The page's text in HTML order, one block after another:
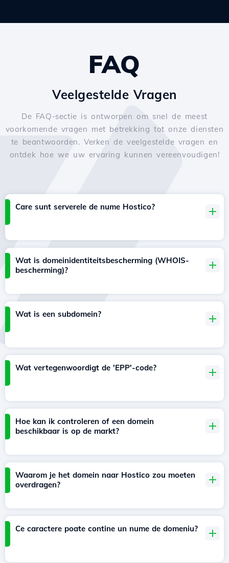
FAQ
Veelgestelde Vragen
De FAQ-sectie is ontworpen om snel de meest
voorkomende vragen met betrekking tot onze diensten
te beantwoorden. Verken de veelgestelde vragen en
ontdek hoe we uw ervaring kunnen vereenvoudigen!
Care sunt serverele de nume Hostico?
Wat is domeinidentiteitsbescherming (WHOIS-
bescherming)?
Wat is een subdomein?
Wat vertegenwoordigt de 'EPP'-code?
Hoe kan ik controleren of een domein
beschikbaar is op de markt?
Waarom je het domein naar Hostico zou moeten
overdragen?
Ce caractere poate contine un nume de domeniu?